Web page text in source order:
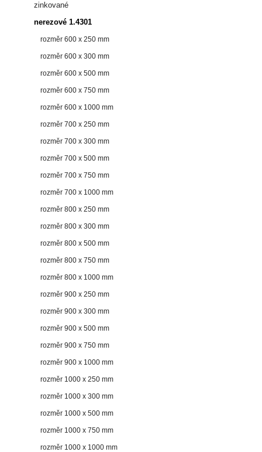
zinkované
nerezové 1.4301
rozměr 600 x 250 mm
rozměr 600 x 300 mm
rozměr 600 x 500 mm
rozměr 600 x 750 mm
rozměr 600 x 1000 mm
rozměr 700 x 250 mm
rozměr 700 x 300 mm
rozměr 700 x 500 mm
rozměr 700 x 750 mm
rozměr 700 x 1000 mm
rozměr 800 x 250 mm
rozměr 800 x 300 mm
rozměr 800 x 500 mm
rozměr 800 x 750 mm
rozměr 800 x 1000 mm
rozměr 900 x 250 mm
rozměr 900 x 300 mm
rozměr 900 x 500 mm
rozměr 900 x 750 mm
rozměr 900 x 1000 mm
rozměr 1000 x 250 mm
rozměr 1000 x 300 mm
rozměr 1000 x 500 mm
rozměr 1000 x 750 mm
rozměr 1000 x 1000 mm